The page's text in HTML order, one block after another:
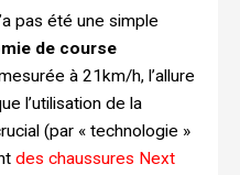
pas été une simple
de course
à 21km/h, l’allure
l’utilisation de la
(par « technologie »
des chaussures Next